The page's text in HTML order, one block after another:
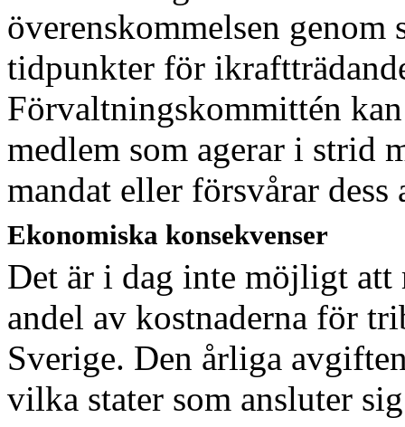
överenskommelsen
tidpunkter för
Förvaltningskommittén
medlem som agerar i strid
mandat eller försvårar dess
Ekonomiska konsekvenser
Det är i dag inte möjligt att
andel av kostnaderna för
Sverige. Den årliga
vilka stater som ansluter